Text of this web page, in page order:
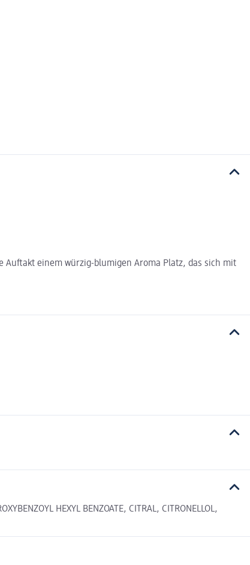
Auftakt einem würzig-blumigen Aroma Platz, das sich mit
HEXYL BENZOATE, CITRAL, CITRONELLOL,